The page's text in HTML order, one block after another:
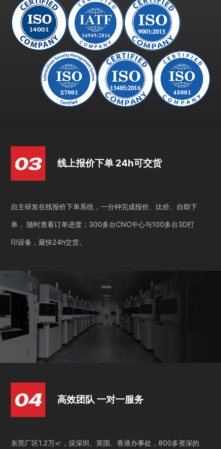
线上报价下单 24h可交货
自主研发在线报价下单系统，一分钟完成报价、比价、自助下
单， 随时查看订单进度；300多台CNC中心与100多台3D打
印设备，最快24h交货。
高效团队 一对一服务
东莞厂区1.2万㎡，设深圳、英国、香港办事处，800多资深的